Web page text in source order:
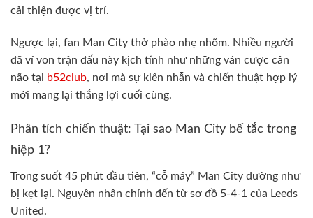
cải thiện được vị trí.
Ngược lại, fan Man City thở phào nhẹ nhõm. Nhiều người
đã ví von trận đấu này kịch tính như những ván cược cân
não tại b52club, nơi mà sự kiên nhẫn và chiến thuật hợp lý
mới mang lại thắng lợi cuối cùng.
Phân tích chiến thuật: Tại sao Man City bế tắc trong
hiệp 1?
Trong suốt 45 phút đầu tiên, “cỗ máy” Man City dường như
bị kẹt lại. Nguyên nhân chính đến từ sơ đồ 5-4-1 của Leeds
United.